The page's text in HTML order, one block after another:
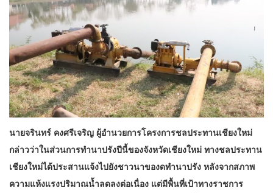
นายจรินทร์ คงศรีเจริญ ผู้อำนวยการโครงการชลประทานเชียงใหม่
กล่าวว่าในส่วนการทำนาปรังปีนี้ของจังหวัดเชียงใหม่ ทางชลประทาน
เชียงใหม่ได้ประสานแจ้งไปยังชาวนาของดทำนาปรัง หลังจากสภาพ
ความแห้งแรงปริมาณน้ำลดลงต่อเนื่อง แต่มีพื้นที่เป้าทางราชการ